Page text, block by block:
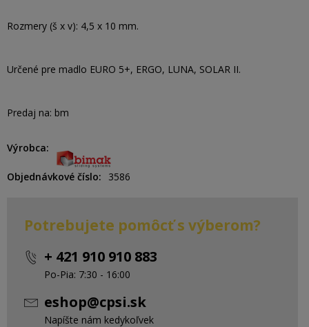
Rozmery (š x v): 4,5 x 10 mm.
Určené pre madlo EURO 5+, ERGO, LUNA, SOLAR II.
Predaj na: bm
Výrobca
Objednávkové číslo 3586
Potrebujete pomôcť s výberom?
+ 421 910 910 883
Po-Pia: 7:30 - 16:00
eshop@cpsi.sk
Napíšte nám kedykoľvek